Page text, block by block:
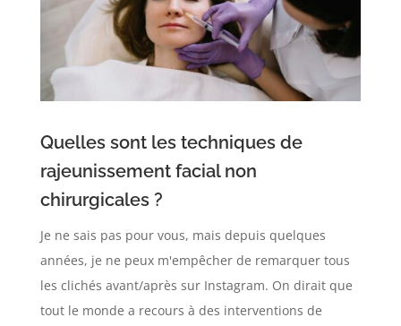
Quelles sont les techniques de
rajeunissement facial non
chirurgicales ?
Je ne sais pas pour vous, mais depuis quelques
années, je ne peux m'empêcher de remarquer tous
les clichés avant/après sur Instagram. On dirait que
tout le monde a recours à des interventions de